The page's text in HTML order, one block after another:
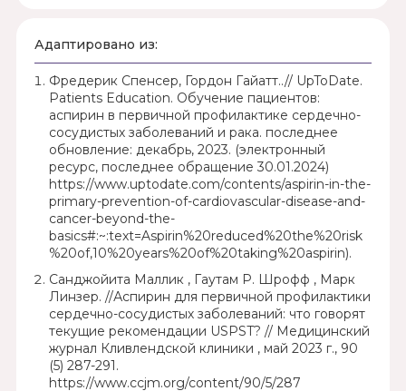
Адаптировано из:
Фредерик Спенсер, Гордон Гайатт..// UpToDate.
Patients Education. Обучение пациентов:
аспирин в первичной профилактике сердечно-
сосудистых заболеваний и рака. последнее
обновление: декабрь, 2023. (электронный
ресурс, последнее обращение 30.01.2024)
https://www.uptodate.com/contents/aspirin-in-the-
primary-prevention-of-cardiovascular-disease-and-
cancer-beyond-the-
basics#:~:text=Aspirin%20reduced%20the%20risk
%20of,10%20years%20of%20taking%20aspirin).
Санджойита Маллик , Гаутам Р. Шрофф , Марк
Линзер. //Аспирин для первичной профилактики
сердечно-сосудистых заболеваний: что говорят
текущие рекомендации USPST? // Медицинский
журнал Кливлендской клиники , май 2023 г., 90
(5) 287-291.
https://www.ccjm.org/content/90/5/287